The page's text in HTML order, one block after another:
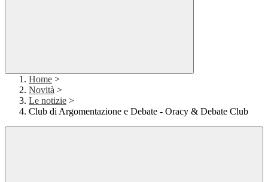
Home >
Novità >
Le notizie >
Club di Argomentazione e Debate - Oracy & Debate Club